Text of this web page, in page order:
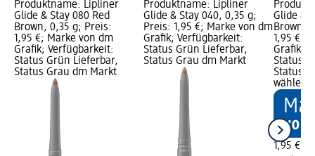
Produktname: Lipliner
Glide & Stay 080 Red
Brown, 0,35 g; Preis:
1,95 €; Marke von dm
Grafik; Verfügbarkeit:
Status Grün Lieferbar,
Status Grau dm Markt
Produktname: Lipliner
Glide & Stay 040, 0,35 g;
Preis: 1,95 €; Marke von dm
Grafik; Verfügbarkeit:
Status Grün Lieferbar,
Status Grau dm Markt
Glide &
Brown,
1,95 €;
Grafik;
Status
Status
wählen
1,95 €